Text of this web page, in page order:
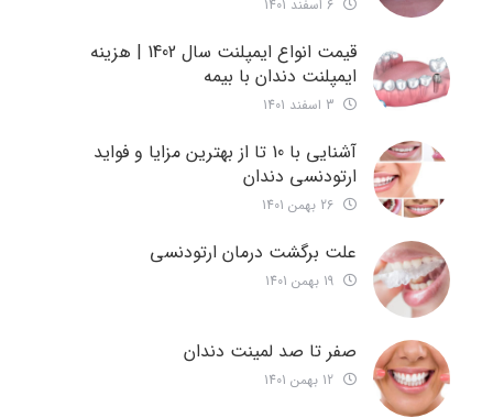
قیمت انواع ایمپلنت سال 1402 | هزینه
ایمپلنت دندان با بیمه
آشنایی با 10 تا از بهترین مزایا و فواید
ارتودنسی دندان
علت برگشت درمان ارتودنسی
صفر تا صد لمینت دندان